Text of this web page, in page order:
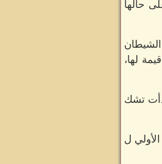
حالها
الشيطان
لها،
تشك
ل